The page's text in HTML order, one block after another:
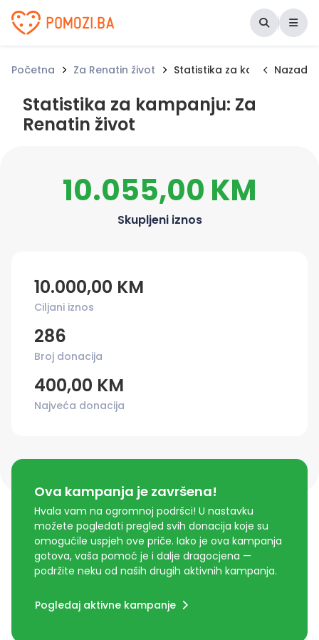
Udruženje Pomozi.ba
Početna Za Renatin život Statistika za kampanjuNazad
Statistika za kampanju: Za
Renatin život
10.055,00 KM
Skupljeni iznos
10.000,00 KM
Ciljani iznos
286
Broj donacija
400,00 KM
Najveća donacija
Ova kampanja je završena!
Hvala vam na ogromnoj podršci! U nastavku
možete pogledati pregled svih donacija koje su
omogućile uspjeh ove priče. Iako je ova kampanja
gotova, vaša pomoć je i dalje dragocjena —
podržite neku od naših drugih aktivnih kampanja.
Pogledaj aktivne kampanje